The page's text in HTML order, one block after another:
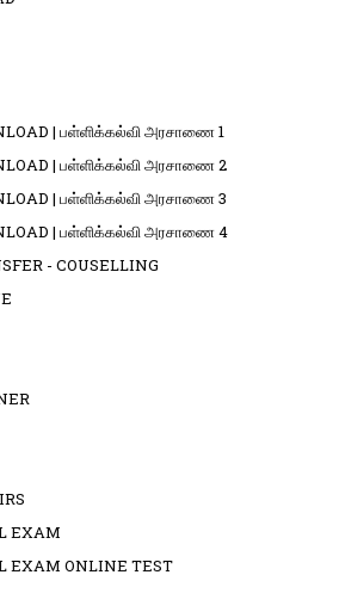
| பள்ளிக்கல்வி அரசாணை 1
| பள்ளிக்கல்வி அரசாணை 2
| பள்ளிக்கல்வி அரசாணை 3
| பள்ளிக்கல்வி அரசாணை 4
- COUSELLING
EXAM
EXAM ONLINE TEST